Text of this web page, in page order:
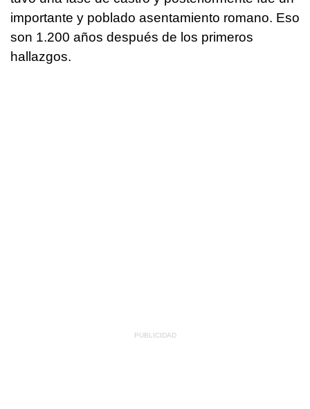
importante y poblado asentamiento romano. Eso
son 1.200 años después de los primeros
hallazgos.